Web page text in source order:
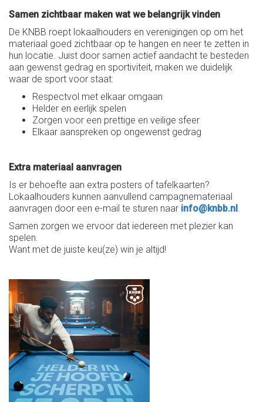
Samen zichtbaar maken wat we belangrijk vinden
De KNBB roept lokaalhouders en verenigingen op om het
materiaal goed zichtbaar op te hangen en neer te zetten in
hun locatie. Juist door samen actief aandacht te besteden
aan gewenst gedrag en sportiviteit, maken we duidelijk
waar de sport voor staat:
Respectvol met elkaar omgaan
Helder en eerlijk spelen
Zorgen voor een prettige en veilige sfeer
Elkaar aanspreken op ongewenst gedrag
Extra materiaal aanvragen
Is er behoefte aan extra posters of tafelkaarten?
Lokaalhouders kunnen aanvullend campagnemateriaal
aanvragen door een e-mail te sturen naar info@knbb.nl.
Samen zorgen we ervoor dat iedereen met plezier kan
spelen.
Want met de juiste keu(ze) win je altijd!